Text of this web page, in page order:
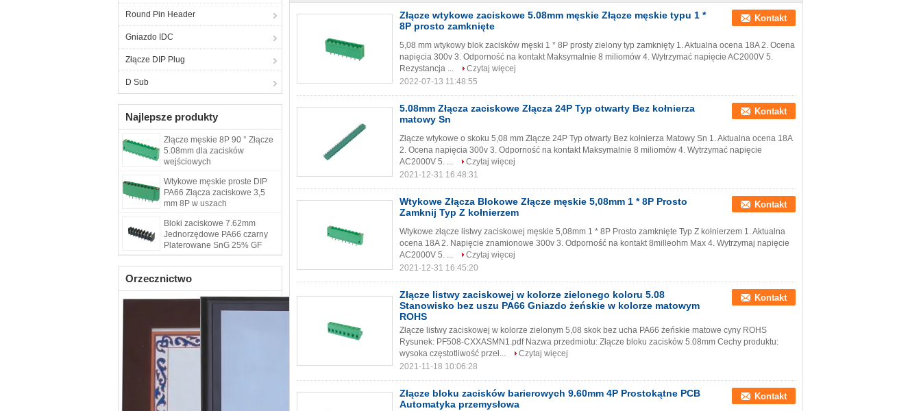
Round Pin Header
Gniazdo IDC
Złącze DIP Plug
D Sub
Najlepsze produkty
Złącze męskie 8P 90 ° Złącze
5.08mm dla zacisków
wejściowych
Wtykowe męskie proste DIP
PA66 Złącza zaciskowe 3,5
mm 8P w uszach
Bloki zaciskowe 7.62mm
Jednorzędowe PA66 czarny
Platerowane SnG 25% GF
UL94V-0 Brass
Orzecznictwo
Złącze wtykowe zaciskowe 5.08mm męskie Złącze męskie typu 1 *
8P prosto zamknięte
Kontakt
5,08 mm wtykowy blok zacisków męski 1 * 8P prosty zielony typ zamknięty 1. Aktualna ocena 18A 2. Ocena
napięcia 300v 3. Odporność na kontakt Maksymalnie 8 miliomów 4. Wytrzymać napięcie AC2000V 5.
Rezystancja ...
Czytaj więcej
2022-07-13 11:48:55
5.08mm Złącza zaciskowe Złącza 24P Typ otwarty Bez kołnierza
matowy Sn
Kontakt
Złącze wtykowe o skoku 5,08 mm Złącze 24P Typ otwarty Bez kołnierza Matowy Sn​ 1. Aktualna ocena 18A
2. Ocena napięcia 300v 3. Odporność na kontakt Maksymalnie 8 miliomów 4. Wytrzymać napięcie
AC2000V 5. ...
Czytaj więcej
2021-12-31 16:48:31
Wtykowe Złącza Blokowe Złącze męskie 5,08mm 1 * 8P Prosto
Zamknij Typ Z kołnierzem
Kontakt
Wtykowe złącze listwy zaciskowej męskie 5,08mm 1 * 8P Prosto zamknięte Typ Z kołnierzem 1. Aktualna
ocena 18A 2. Napięcie znamionowe 300v 3. Odporność na kontakt 8milleohm Max 4. Wytrzymaj napięcie
AC2000V 5. ...
Czytaj więcej
2021-12-31 16:45:20
Złącze listwy zaciskowej w kolorze zielonego koloru 5.08
Stanowisko bez uszu PA66 Gniazdo żeńskie w kolorze matowym
ROHS
Kontakt
Złącze listwy zaciskowej w kolorze zielonym 5,08 skok bez ucha PA66 żeńskie matowe cyny ROHS
Rysunek: PF508-CXXASMN1.pdf Nazwa przedmiotu: Złącze bloku zacisków 5.08mm Cechy produktu:
wysoka częstotliwość przeł...
Czytaj więcej
2021-11-18 10:06:28
Złącze bloku zacisków barierowych 9.60mm 4P Prostokątne PCB
Automatyka przemysłowa
Kontakt